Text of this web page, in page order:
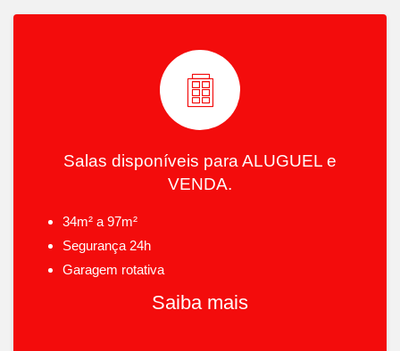
Salas disponíveis para ALUGUEL e
VENDA.
34m² a 97m²
Segurança 24h
Garagem rotativa
Saiba mais